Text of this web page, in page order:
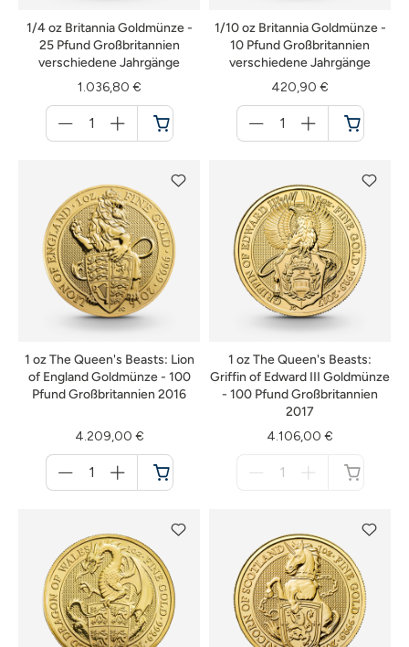
1/4 oz Britannia Goldmünze -
25 Pfund Großbritannien
verschiedene Jahrgänge
1.036,80 €
für
Warenkorb
1/10 oz Britannia Goldmünze -
10 Pfund Großbritannien
verschiedene Jahrgänge
420,90 €
für
Warenkorb
1 oz The Queen's Beasts: Lion
of England Goldmünze - 100
Pfund Großbritannien 2016
4.209,00 €
für
Warenkorb
1 oz The Queen's Beasts:
Griffin of Edward III Goldmünze
- 100 Pfund Großbritannien
2017
4.106,00 €